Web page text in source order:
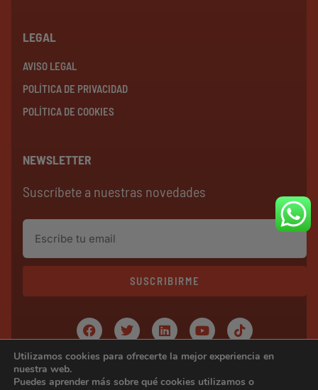
LEGAL
AVISO LEGAL
POLÍTICA DE PRIVACIDAD
POLÍTICA DE COOKIES
NEWSLETTER
Suscríbete a nuestras novedades
SUSCRIBIRME
Copyright © 2024 ERAVENDING
Utilizamos cookies para ofrecerte la mejor experiencia en
nuestra web.
Puedes aprender más sobre qué cookies utilizamos o